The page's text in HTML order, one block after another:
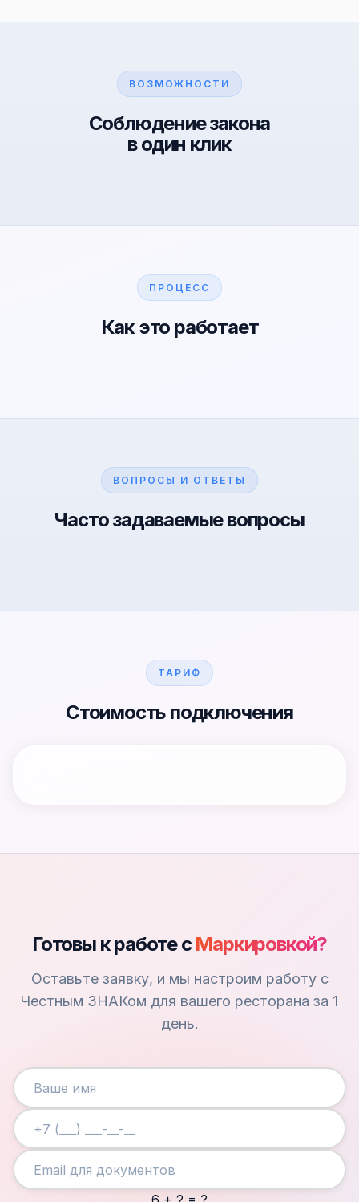
ВОЗМОЖНОСТИ
Соблюдение закона
в один клик
ПРОЦЕСС
Как это работает
ВОПРОСЫ И ОТВЕТЫ
Часто задаваемые вопросы
ТАРИФ
Стоимость подключения
Готовы к работе с Маркировкой?
Оставьте заявку, и мы настроим работу с
Честным ЗНАКом для вашего ресторана за 1
день.